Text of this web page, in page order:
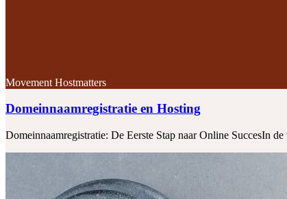
Movement Hostmatters
Domeinnaamregistratie en Hosting
Domeinnaamregistratie: De Eerste Stap naar Online SuccesIn